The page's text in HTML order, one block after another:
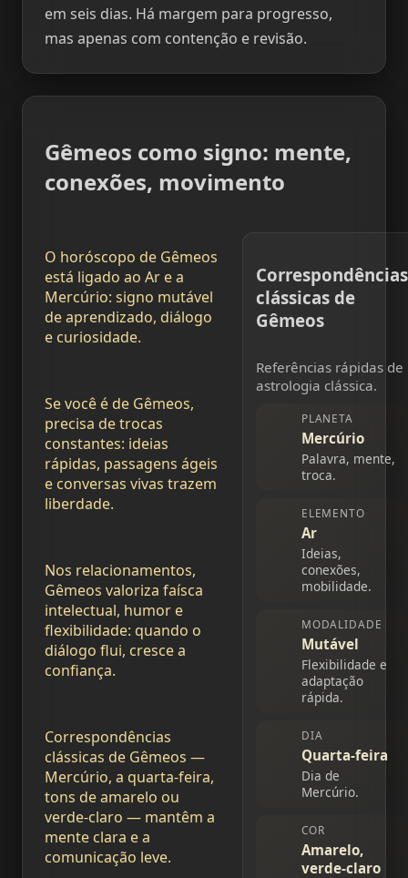
em seis dias. Há margem para progresso,
mas apenas com contenção e revisão.
Gêmeos como signo: mente,
conexões, movimento
O horóscopo de Gêmeos
está ligado ao Ar e a
Mercúrio: signo mutável
de aprendizado, diálogo
e curiosidade.
Se você é de Gêmeos,
precisa de trocas
constantes: ideias
rápidas, passagens ágeis
e conversas vivas trazem
liberdade.
Nos relacionamentos,
Gêmeos valoriza faísca
intelectual, humor e
flexibilidade: quando o
diálogo flui, cresce a
confiança.
Correspondências
clássicas de Gêmeos —
Mercúrio, a quarta-feira,
tons de amarelo ou
verde-claro — mantêm a
mente clara e a
comunicação leve.
Correspondências
clássicas de
Gêmeos
Referências rápidas de
astrologia clássica.
PLANETA
Mercúrio
Palavra, mente,
troca.
ELEMENTO
Ar
Ideias,
conexões,
mobilidade.
MODALIDADE
Mutável
Flexibilidade e
adaptação
rápida.
DIA
Quarta-feira
Dia de
Mercúrio.
COR
Amarelo,
verde-claro